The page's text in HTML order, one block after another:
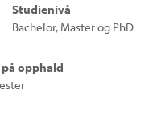
Studienivå
Bachelor, Master og PhD
opphald